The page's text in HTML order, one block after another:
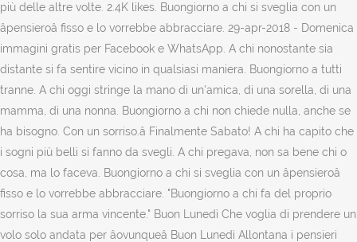
più delle altre volte. 2.4K likes. Buongiorno a chi si sveglia con un
âpensieroâ fisso e lo vorrebbe abbracciare. 29-apr-2018 - Domenica
immagini gratis per Facebook e WhatsApp. A chi nonostante sia
distante si fa sentire vicino in qualsiasi maniera. Buongiorno a tutti
tranne. A chi oggi stringe la mano di un'amica, di una sorella, di una
mamma, di una nonna. Buongiorno a chi non chiede nulla, anche se
ha bisogno. Con un sorriso.â Finalmente Sabato! A chi ha capito che
i sogni più belli si fanno da svegli. A chi pregava, non sa bene chi o
cosa, ma lo faceva. Buongiorno a chi si sveglia con un âpensieroâ
fisso e lo vorrebbe abbracciare. "Buongiorno a chi fa del proprio
sorriso la sua arma vincente." Buon Lunedì Che voglia di prendere un
volo solo andata per âovunqueâ Buon Lunedì Allontana i pensieri